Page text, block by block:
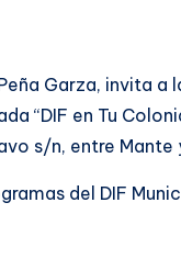
Garza, invita
“DIF en Tu
s/n, entre
del DIF